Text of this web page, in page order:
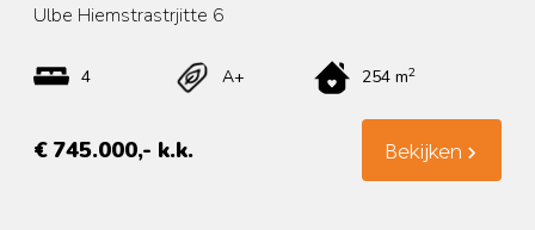
Ulbe Hiemstrastrjitte 6
4 A+ 254 m2
€ 745.000,- k.k. Bekijken